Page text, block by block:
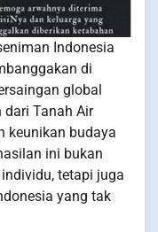
Indonesia
di
global
dari Tanah Air
keunikan budaya
ini bukan
tetapi juga
yang tak